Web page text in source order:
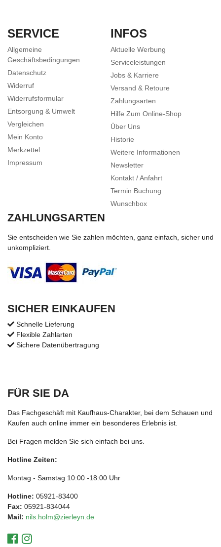
SERVICE
Allgemeine
Geschäftsbedingungen
Datenschutz
Widerruf
Widerrufsformular
Entsorgung & Umwelt
Vergleichen
Mein Konto
Merkzettel
Impressum
INFOS
Aktuelle Werbung
Serviceleistungen
Jobs & Karriere
Versand & Retoure
Zahlungsarten
Hilfe Zum Online-Shop
Über Uns
Historie
Weitere Informationen
Newsletter
Kontakt / Anfahrt
Termin Buchung
Wunschbox
ZAHLUNGSARTEN
Sie entscheiden wie Sie zahlen möchten, ganz einfach, sicher und
unkompliziert.
SICHER EINKAUFEN
Schnelle Lieferung
Flexible Zahlarten
Sichere Datenübertragung
FÜR SIE DA
Das Fachgeschäft mit Kaufhaus-Charakter, bei dem Schauen und
Kaufen auch online immer ein besonderes Erlebnis ist.
Bei Fragen melden Sie sich einfach bei uns.
Hotline Zeiten:
Montag - Samstag 10:00 -18:00 Uhr
Hotline: 05921-83400
Fax: 05921-834044
Mail: nils.holm@zierleyn.de